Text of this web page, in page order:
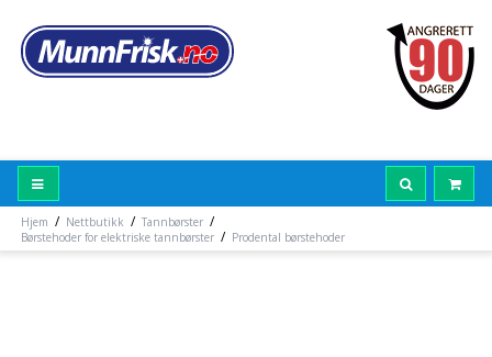
Hjem / Nettbutikk / Tannbørster /
Børstehoder for elektriske tannbørster / Prodental børstehoder